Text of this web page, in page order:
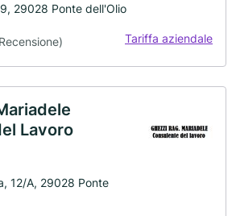
29028 Ponte dell'Olio
Tariffa aziendale
Lavoro
12/A, 29028 Ponte